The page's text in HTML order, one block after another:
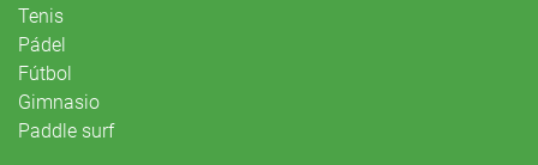
Tenis
Pádel
Fútbol
Gimnasio
Paddle surf